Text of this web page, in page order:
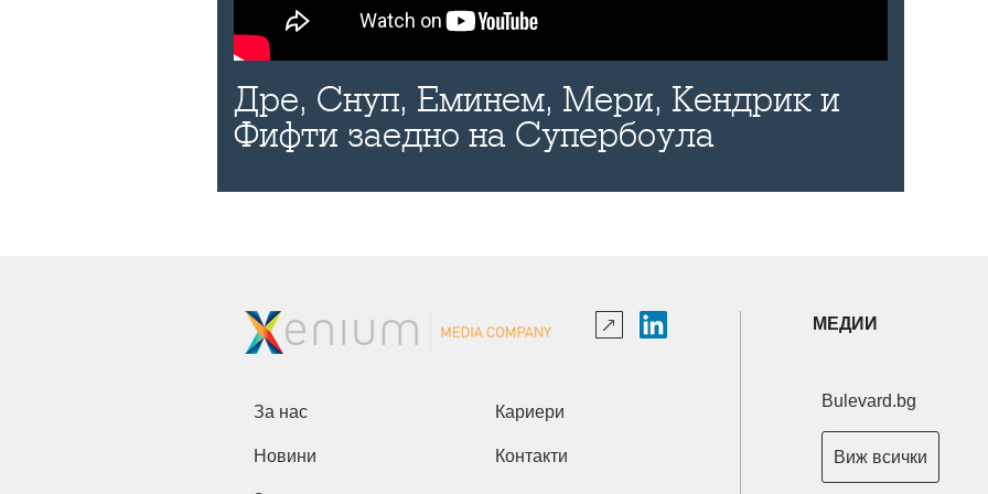
Дре, Снуп, Еминем, Мери, Кендрик и
Фифти заедно на Супербоула
За нас Кариери
Новини Контакти
МЕДИИ
Bulevard.bg
Виж всички